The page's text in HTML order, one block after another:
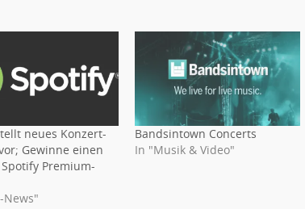
neues Konzert-
Gewinne einen
Premium-
News"
Bandsintown Concerts
In "Musik & Video"